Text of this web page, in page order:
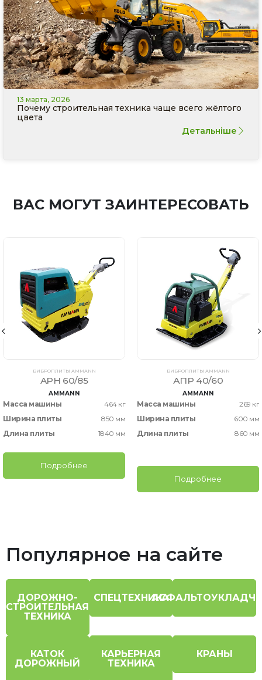
13 марта, 2026
Почему строительная техника чаще всего жёлтого
цвета
Детальніше
ВАС МОГУТ ЗАИНТЕРЕСОВАТЬ
ВИБРОПЛИТЫ AMMANN
APH 60/85
AMMANN
Масса машины
464 кг
Ширина плиты
850 мм
Длина плиты
1840 мм
Подробнее
ВИБРОПЛИТЫ AMMANN
АПР 40/60
AMMANN
Масса машины
269 кг
Ширина плиты
600 мм
Длина плиты
860 мм
Подробнее
Популярное на сайте
ДОРОЖНО-
СТРОИТЕЛЬНАЯ
ТЕХНИКА
СПЕЦТЕХНИКА
КАТОК
ДОРОЖНЫЙ
КАРЬЕРНАЯ
ТЕХНИКА
КРАНЫ